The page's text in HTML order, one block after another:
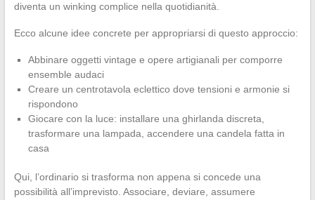
diventa un winking complice nella quotidianità.
Ecco alcune idee concrete per appropriarsi di questo approccio:
Abbinare oggetti vintage e opere artigianali per comporre
ensemble audaci
Creare un centrotavola eclettico dove tensioni e armonie si
rispondono
Giocare con la luce: installare una ghirlanda discreta,
trasformare una lampada, accendere una candela fatta in
casa
Qui, l’ordinario si trasforma non appena si concede una
possibilità all’imprevisto. Associare, deviare, assumere